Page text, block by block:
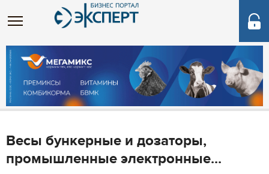
Весы бункерные и дозаторы,
промышленные электронные...